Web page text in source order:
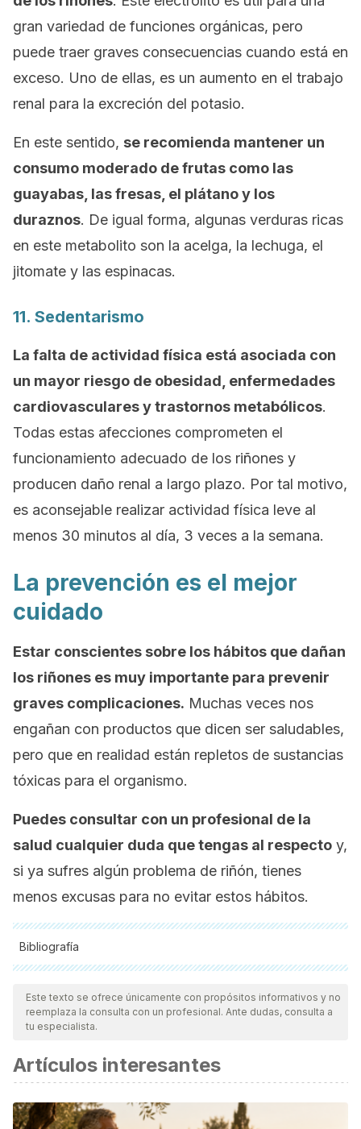
gran variedad de funciones orgánicas, pero
puede traer graves consecuencias cuando está en
exceso. Uno de ellas, es un aumento en el trabajo
renal para la excreción del potasio.
En este sentido, se recomienda mantener un
consumo moderado de frutas como las
guayabas, las fresas, el plátano y los
duraznos. De igual forma, algunas verduras ricas
en este metabolito son la acelga, la lechuga, el
jitomate y las espinacas.
11. Sedentarismo
La falta de actividad física está asociada con
un mayor riesgo de obesidad, enfermedades
cardiovasculares y trastornos metabólicos.
Todas estas afecciones comprometen el
funcionamiento adecuado de los riñones y
producen daño renal a largo plazo. Por tal motivo,
es aconsejable realizar actividad física leve al
menos 30 minutos al día, 3 veces a la semana.
La prevención es el mejor
cuidado
Estar conscientes sobre los hábitos que dañan
los riñones es muy importante para prevenir
graves complicaciones. Muchas veces nos
engañan con productos que dicen ser saludables,
pero que en realidad están repletos de sustancias
tóxicas para el organismo.
Puedes consultar con un profesional de la
salud cualquier duda que tengas al respecto y,
si ya sufres algún problema de riñón, tienes
menos excusas para no evitar estos hábitos.
Bibliografía
Todas las fuentes citadas fueron revisadas a profundidad por
nuestro equipo, para asegurar su calidad, confiabilidad,
vigencia y validez.La bibliografía de este artículo fue
científica.
Michishita R, Matsuda T, Kawakami S, et al. The association
between changes in lifestyle behaviors and the incidence
Este texto se ofrece únicamente con propósitos informativos y no
reemplaza la consulta con un profesional. Ante dudas, consulta a
tu especialista.
Artículos interesantes